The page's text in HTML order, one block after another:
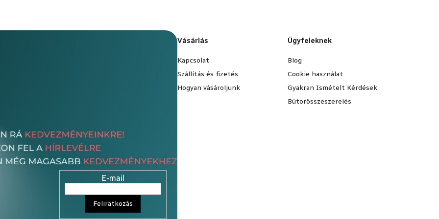
E-mail
Feliratkozás
Vásárlás
Kapcsolat
Szállítás és fizetés
Hogyan vásároljunk
Ügyfeleknek
Blog
Cookie használat
Gyakran Ismételt Kérdések
Bútorösszeszerelés